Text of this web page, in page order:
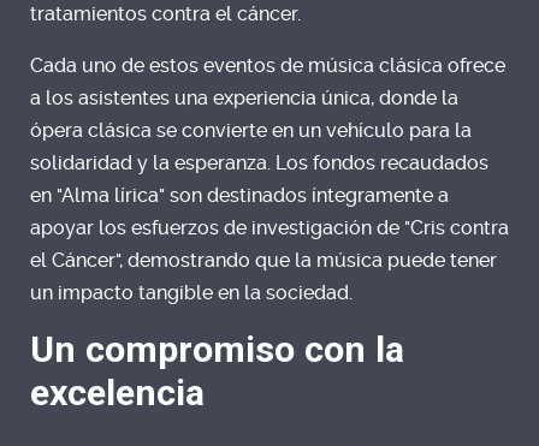
tratamientos contra el cáncer.
Cada uno de estos eventos de música clásica ofrece
a los asistentes una experiencia única, donde la
ópera clásica se convierte en un vehículo para la
solidaridad y la esperanza. Los fondos recaudados
en "Alma lírica" son destinados íntegramente a
apoyar los esfuerzos de investigación de "Cris contra
el Cáncer", demostrando que la música puede tener
un impacto tangible en la sociedad.
Un compromiso con la
excelencia